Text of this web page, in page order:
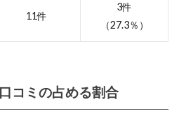
11件
3件
（27.3％）
コミの占める割合